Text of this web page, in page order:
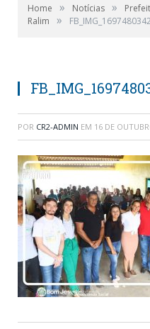
Home » Notícias »
Ralim
»
POR CR2-ADMIN EM 16 DE